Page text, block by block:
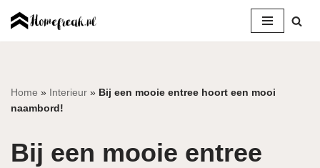
inhoud
Home » Interieur » Bij een mooie entree hoort een mooi
naambord!
Bij een mooie entree